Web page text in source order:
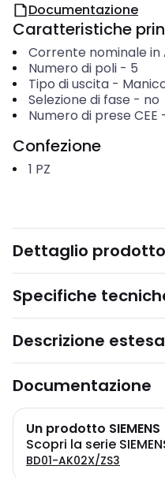
Documentazione
Caratteristiche
Corrente nominale in
Numero di poli- 5
Tipo di uscita-
Selezione di fase - no
Numero di prese CEE
Confezione
1 PZ
Dettaglio prodotto
Specifiche
Descrizione estesa
Documentazione
Un prodotto SIEMENS
Scopri la serie
BD01-AK02X/ZS3